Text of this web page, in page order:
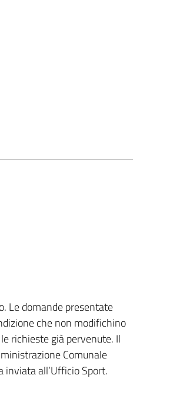
Le domande presentate
che non modifichino
richieste già pervenute. Il
Comunale
inviata all’Ufficio Sport.